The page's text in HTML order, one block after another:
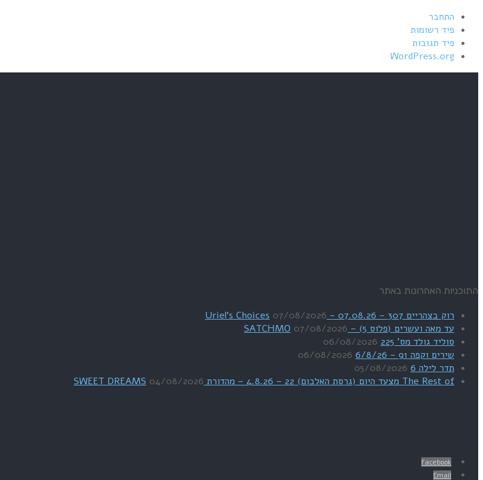
התחבר
פיד רשומות
פיד תגובות
WordPress.org
התוכניות האחרונות באתר
רוק בצהריים 307 – 07.08.26 – Uriel's Choices
07/08/2026
עד מאה ועשרים (פלוס 5) – SATCHMO
07/08/2026
סוליד גולד מס' 225
06/08/2026
שירים וקפה 91 – 6/8/26
06/08/2026
תדר לילה 6
05/08/2026
The Rest of מצעד היום (גרסת האלבום) 22 – 4.8.26 – מהדורת SWEET DREAMS
04/08/2026
Facebook
Email